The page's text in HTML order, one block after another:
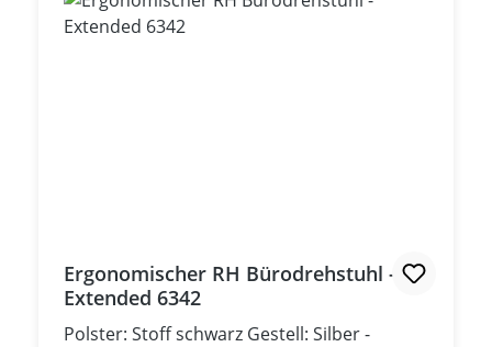
Ergonomischer RH Bürodrehstuhl -
Extended 6342
Polster: Stoff schwarz Gestell: Silber -